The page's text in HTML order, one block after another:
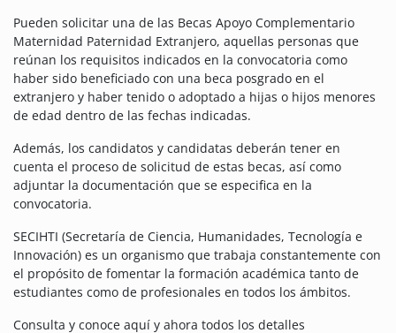
Pueden solicitar una de las Becas Apoyo Complementario
Maternidad Paternidad Extranjero, aquellas personas que
reúnan los requisitos indicados en la convocatoria como
haber sido beneficiado con una beca posgrado en el
extranjero y haber tenido o adoptado a hijas o hijos menores
de edad dentro de las fechas indicadas.
Además, los candidatos y candidatas deberán tener en
cuenta el proceso de solicitud de estas becas, así como
adjuntar la documentación que se especifica en la
convocatoria.
SECIHTI (Secretaría de Ciencia, Humanidades, Tecnología e
Innovación) es un organismo que trabaja constantemente con
el propósito de fomentar la formación académica tanto de
estudiantes como de profesionales en todos los ámbitos.
Consulta y conoce aquí y ahora todos los detalles